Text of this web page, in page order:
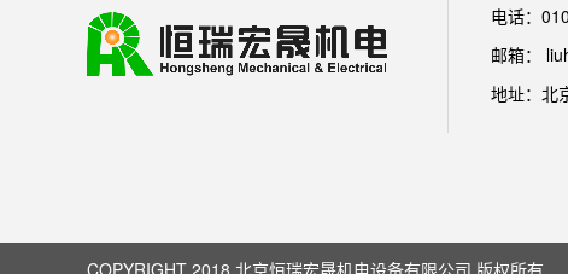
电话：
邮箱：
地址：北
COPYRIGHT 2018 北京恒瑞宏晟机电设备有限公司 版权所有